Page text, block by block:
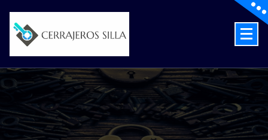
content